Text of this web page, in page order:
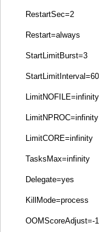
RestartSec=2
Restart=always
StartLimitBurst=3
LimitNOFILE=infinity
LimitNPROC=infinity
LimitCORE=infinity
TasksMax=infinity
Delegate=yes
KillMode=process
OOMScoreAdjust=-